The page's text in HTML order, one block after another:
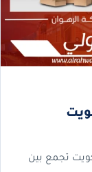
تجمع بين